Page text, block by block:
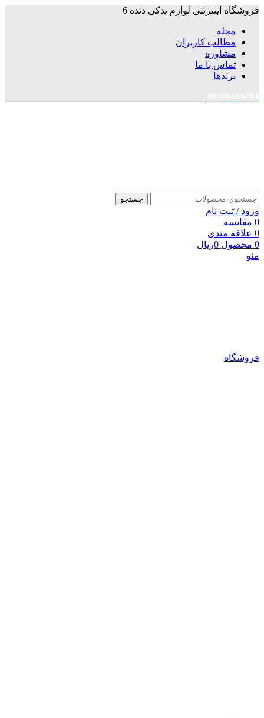
فروشگاه اینترنتی لوازم یدکی دنده 6
مجله
مطالب کاربران
مشاوره
تماس با ما
برندها
جستجو
ورود / ثبت نام
0 مقایسه
0 علاقه مندی
0 محصول 0ریال
منو
فروشگاه